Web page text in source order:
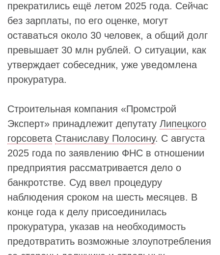
прекратились ещё летом 2025 года. Сейчас
без зарплаты, по его оценке, могут
оставаться около 30 человек, а общий долг
превышает 30 млн рублей. О ситуации, как
утверждает собеседник, уже уведомлена
прокуратура.
Строительная компания «Промстрой
Эксперт» принадлежит депутату Липецкого
горсовета Станиславу Полосину. С августа
2025 года по заявлению ФНС в отношении
предприятия рассматривается дело о
банкротстве. Суд ввел процедуру
наблюдения сроком на шесть месяцев. В
конце года к делу присоединилась
прокуратура, указав на необходимость
предотвратить возможные злоупотребления